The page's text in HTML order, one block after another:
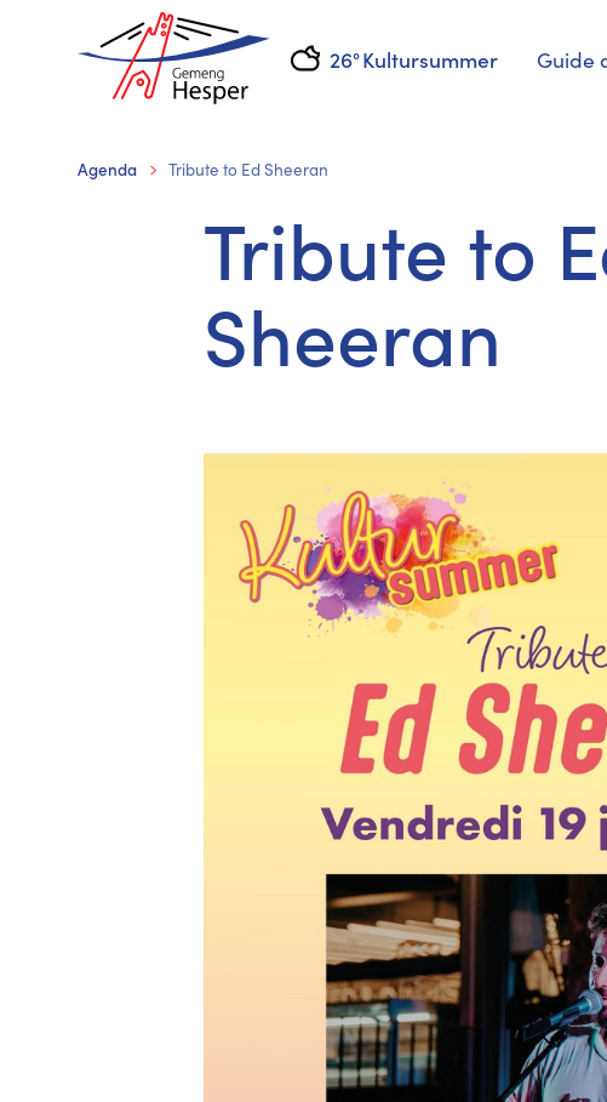
26°Kultursummer Guide
Agenda Tribute to Ed Sheeran
Tribute to
Sheeran